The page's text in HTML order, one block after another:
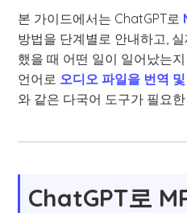
본 가이드에서는 ChatGPT로
방법을 단계별로 안내하고,
했을 때 어떤 일이 일어났는
언어로 오디오 파일을 번역
와 같은 다국어 도구가 필요
ChatGPT로